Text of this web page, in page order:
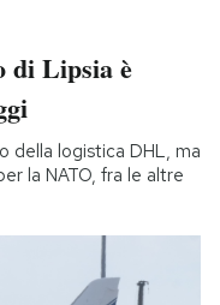
di Lipsia è
della logistica DHL, ma
la NATO, fra le altre